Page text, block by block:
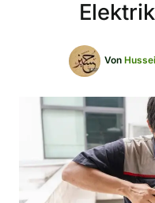
Von